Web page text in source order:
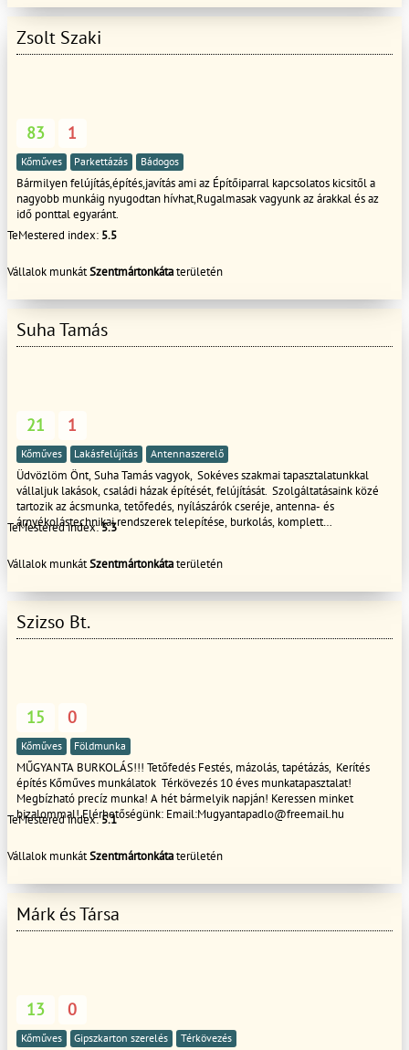
Zsolt Szaki
83 1
Kőműves Parkettázás Bádogos
Bármilyen felújítás,építés,javítás ami az Építőiparral kapcsolatos kicsitől a
nagyobb munkáig nyugodtan hívhat,Rugalmasak vagyunk az árakkal és az
idő ponttal egyaránt.
TeMestered index: 5.5
Vállalok munkátSzentmártonkátaterületén
Suha Tamás
21 1
Kőműves Lakásfelújítás Antennaszerelő
Üdvözlöm Önt, Suha Tamás vagyok, Sokéves szakmai tapasztalatunkkal
vállaljuk lakások, családi házak építését, felújítását. Szolgáltatásaink közé
tartozik az ácsmunka, tetőfedés, nyílászárók cseréje, antenna- és
árnyékolástechnikai rendszerek telepítése, burkolás, komplett
és -mosás. Biztos kézzel, megbízhatóan!
TeMestered index:5.3
Vállalok munkátSzentmártonkátaterületén
Szizso Bt.
15 0
Kőműves Földmunka
MŰGYANTA BURKOLÁS!!! Tetőfedés Festés, mázolás, tapétázás, Kerítés
építés Kőműves munkálatok Térkövezés 10 éves munkatapasztalat!
Megbízható precíz munka! A hét bármelyik napján! Keressen minket
bizalommal! Elérhetőségünk: Email:Mugyantapadlo@freemail.hu
TeMestered index:5.1
Vállalok munkátSzentmártonkátaterületén
Márk és Társa
13 0
Kőműves Gipszkarton szerelés Térkövezés